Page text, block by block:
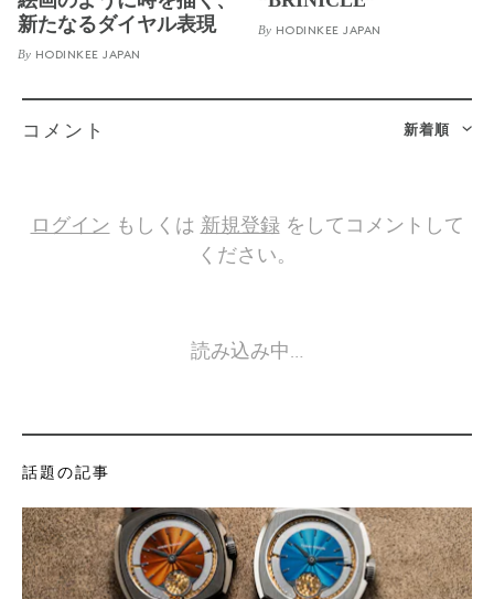
新たなるダイヤル表現
By HODINKEE JAPAN
By HODINKEE JAPAN
新着順
コメント
ログイン もしくは 新規登録をしてコメントして
ください。
読み込み中…
話題の記事